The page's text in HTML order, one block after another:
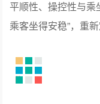
平顺性、操控性与乘
乘客坐得安稳”，重